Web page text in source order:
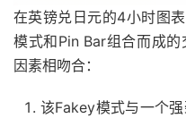
在英镑兑日元的4小时图
模式和Pin Bar组合而成
因素相吻合：
该Fakey模式与一个